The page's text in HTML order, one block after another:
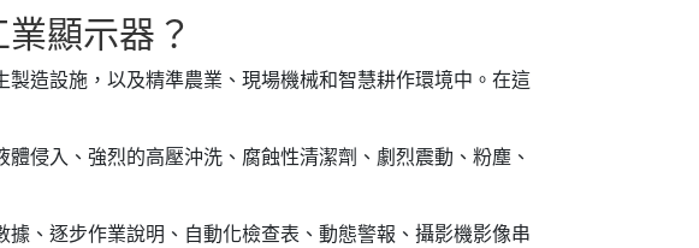
顯示器？
造設施，以及精準農業、現場機械和智慧耕作環境中。在這
侵入、強烈的高壓沖洗、腐蝕性清潔劑、劇烈震動、粉塵、
、逐步作業說明、自動化檢查表、動態警報、攝影機影像串